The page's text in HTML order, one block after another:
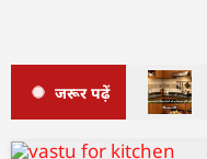
जरूर पढ़ें